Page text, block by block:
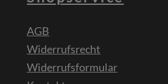
AGB
Widerrufsrecht
Widerrufsformular